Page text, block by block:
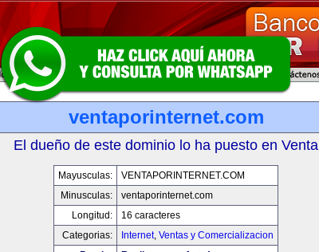
ventaporinternet.com
El dueño de este dominio lo ha puesto en Venta
Mayusculas:
VENTAPORINTERNET.COM
Minusculas:
ventaporinternet.com
Longitud:
16 caracteres
Categorias:
Internet, Ventas y Comercializacion